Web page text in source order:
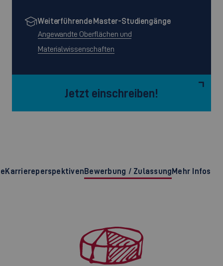
Weiterführende Master-Studiengänge
Angewandte Oberflächen und
Materialwissenschaften
Jetzt einschreiben!
Karriereperspektiven Bewerbung / Zulassung Mehr Infos